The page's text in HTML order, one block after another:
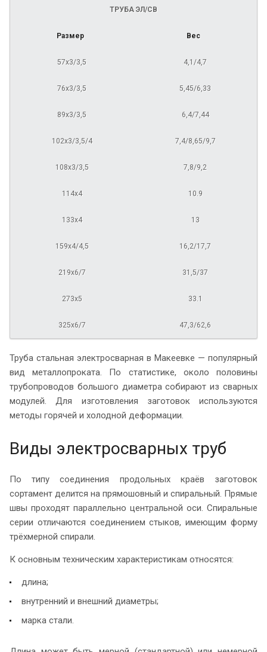
ТРУБА ЭЛ/СВ
Размер Вес
57х3/3,5 4,1/4,7
76х3/3,5 5,45/6,33
89х3/3,5 6,4/7,44
102х3/3,5/4 7,4/8,65/9,7
108х3/3,5 7,8/9,2
114х4 10.9
133х4 13
159х4/4,5 16,2/17,7
219х6/7 31,5/37
273х5 33.1
325х6/7 47,3/62,6
Труба стальная электросварная в Макеевке — популярный
вид металлопроката. По статистике, около половины
трубопроводов большого диаметра собирают из сварных
модулей. Для изготовления заготовок используются
методы горячей и холодной деформации.
Виды электросварных труб
По типу соединения продольных краёв заготовок
сортамент делится на прямошовный и спиральный. Прямые
швы проходят параллельно центральной оси. Спиральные
серии отличаются соединением стыков, имеющим форму
трёхмерной спирали.
К основным техническим характеристикам относятся:
длина;
внутренний и внешний диаметры;
марка стали.